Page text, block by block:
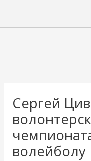
Сергей
волейболу
записям